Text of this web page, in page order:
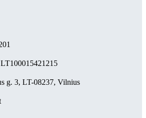
g. 3, LT-08237, Vilnius